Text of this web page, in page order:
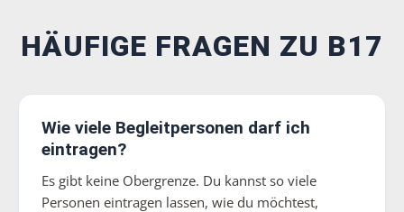
HÄUFIGE FRAGEN ZU B17
Wie viele Begleitpersonen darf ich
eintragen?
Es gibt keine Obergrenze. Du kannst so viele
Personen eintragen lassen, wie du möchtest,